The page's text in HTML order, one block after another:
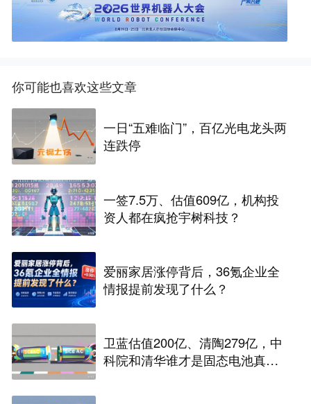
你可能也喜欢这些文章
一日“五难临门”，百亿光电龙头两
连跌停
一签7.5万、估值609亿，机构投
资人都在疯抢宇树科技？
爱丽家居涨停背后，36氪企业全
情报提前发现了什么？
卫蓝估值200亿、清陶279亿，中
科院和清华谁才是固态电池真正